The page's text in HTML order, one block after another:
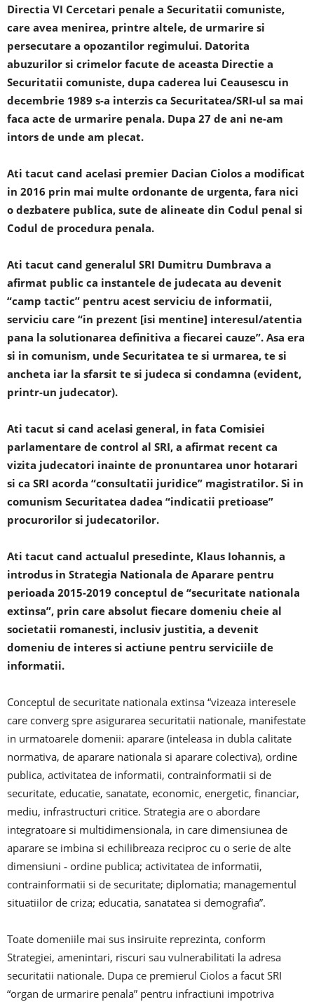
Directia VI Cercetari penale a Securitatii comuniste,
care avea menirea, printre altele, de urmarire si
persecutare a opozantilor regimului. Datorita
abuzurilor si crimelor facute de aceasta Directie a
Securitatii comuniste, dupa caderea lui Ceausescu in
decembrie 1989 s-a interzis ca Securitatea/SRI-ul sa mai
faca acte de urmarire penala. Dupa 27 de ani ne-am
intors de unde am plecat.
Ati tacut cand acelasi premier Dacian Ciolos a modificat
in 2016 prin mai multe ordonante de urgenta, fara nici
o dezbatere publica, sute de alineate din Codul penal si
Codul de procedura penala.
Ati tacut cand generalul SRI Dumitru Dumbrava a
afirmat public ca instantele de judecata au devenit
“camp tactic” pentru acest serviciu de informatii,
serviciu care “in prezent [isi mentine] interesul/atentia
pana la solutionarea definitiva a fiecarei cauze”. Asa era
si in comunism, unde Securitatea te si urmarea, te si
ancheta iar la sfarsit te si judeca si condamna (evident,
printr-un judecator).
Ati tacut si cand acelasi general, in fata Comisiei
parlamentare de control al SRI, a afirmat recent ca
vizita judecatori inainte de pronuntarea unor hotarari
si ca SRI acorda “consultatii juridice” magistratilor. Si in
comunism Securitatea dadea “indicatii pretioase”
procurorilor si judecatorilor.
Ati tacut cand actualul presedinte, Klaus Iohannis, a
introdus in Strategia Nationala de Aparare pentru
perioada 2015-2019 conceptul de “securitate nationala
extinsa”, prin care absolut fiecare domeniu cheie al
societatii romanesti, inclusiv justitia, a devenit
domeniu de interes si actiune pentru serviciile de
informatii.
Conceptul de securitate nationala extinsa “vizeaza interesele
care converg spre asigurarea securitatii nationale, manifestate
in urmatoarele domenii: aparare (inteleasa in dubla calitate
normativa, de aparare nationala si aparare colectiva), ordine
publica, activitatea de informatii, contrainformatii si de
securitate, educatie, sanatate, economic, energetic, financiar,
mediu, infrastructuri critice. Strategia are o abordare
integratoare si multidimensionala, in care dimensiunea de
aparare se imbina si echilibreaza reciproc cu o serie de alte
dimensiuni ‐ ordine publica; activitatea de informatii,
contrainformatii si de securitate; diplomatia; managementul
situatiilor de criza; educatia, sanatatea si demografia”.
Toate domeniile mai sus insiruite reprezinta, conform
Strategiei, amenintari, riscuri sau vulnerabilitati la adresa
securitatii nationale. Dupa ce premierul Ciolos a facut SRI
“organ de urmarire penala” pentru infractiuni impotriva